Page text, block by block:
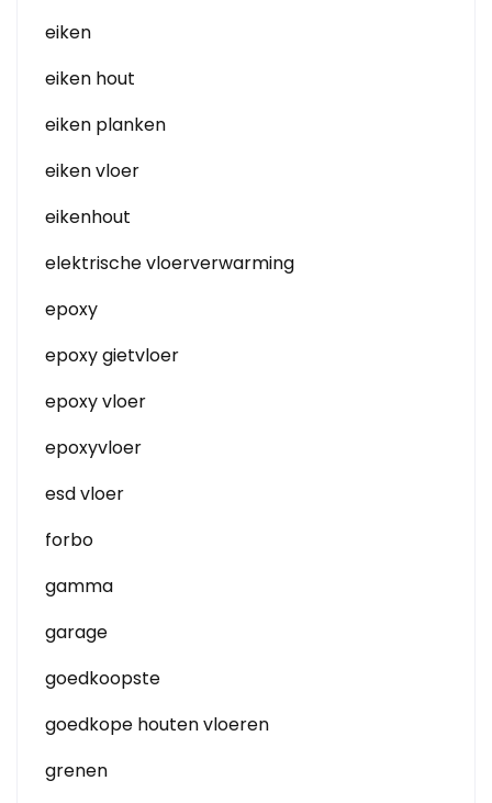
eiken
eiken hout
eiken planken
eiken vloer
eikenhout
elektrische vloerverwarming
epoxy
epoxy gietvloer
epoxy vloer
epoxyvloer
esd vloer
forbo
gamma
garage
goedkoopste
goedkope houten vloeren
grenen